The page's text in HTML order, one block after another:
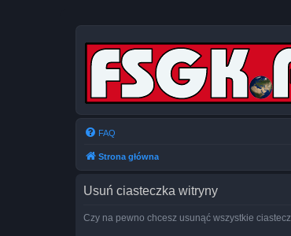
FAQ
Strona główna
Usuń ciasteczka witryny
Czy na pewno chcesz usunąć wszystkie